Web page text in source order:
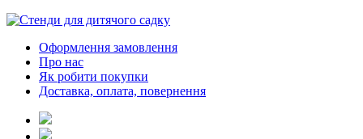
Оформлення замовлення
Про нас
Як робити покупки
Доставка, оплата, повернення